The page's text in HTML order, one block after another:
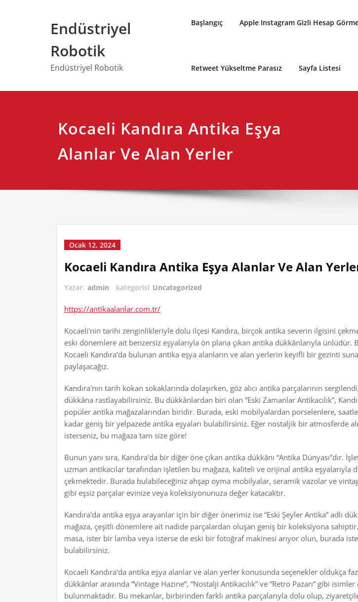
Endüstriyel
Robotik
Endüstriyel Robotik
Başlangıç Apple Instagram Gizli Hesap
Retweet Yükseltme Parasız Sayfa Listesi
Kocaeli Kandıra Antika Eşya
Alanlar Ve Alan Yerler
Ocak 12, 2024
Kocaeli Kandıra Antika Eşya Alanlar Ve Alan
Yazar: admin kategorisi Uncategorized
https://antikaalanlar.com.tr/
Kocaeli'nin tarihi zenginlikleriyle dolu ilçesi Kandıra, birçok antika severin ilgisini
eski dönemlere ait benzersiz eşyalarıyla ön plana çıkan antika dükkânlarıyla ünlüdür.
Kocaeli Kandıra'da bulunan antika eşya alanların ve alan yerlerin keyifli bir gezinti
paylaşacağız.
Kandıra'nın tarih kokan sokaklarında dolaşırken, göz alıcı antika parçalarının
dükkâna rastlayabilirsiniz. Bu dükkânlardan biri olan “Eski Zamanlar Antikacılık”,
popüler antika mağazalarından biridir. Burada, eski mobilyalardan porselenlere,
kadar geniş bir yelpazede antika eşyaları bulabilirsiniz. Eğer nostaljik bir atmosferde
isterseniz, bu mağaza tam size göre!
Bunun yanı sıra, Kandıra'da bir diğer öne çıkan antika dükkânı “Antika Dünyası”dır.
uzman antikacılar tarafından işletilen bu mağaza, kaliteli ve orijinal antika eşyalarıyla
çekmektedir. Burada bulabileceğiniz ahşap oyma mobilyalar, seramik vazolar ve
gibi eşsiz parçalar evinize veya koleksiyonunuza değer katacaktır.
Kandıra'da antika eşya arayanlar için bir diğer önerimiz ise “Eski Şeyler Antika” adlı
mağaza, çeşitli dönemlere ait nadide parçalardan oluşan geniş bir koleksiyona
masa, ister bir lamba veya isterse de eski bir fotoğraf makinesi arıyor olun, burada
bulabilirsiniz.
Kocaeli Kandıra'da antika eşya alanlar ve alan yerler konusunda seçenekler oldukça
dükkânlar arasında “Vintage Hazine”, “Nostalji Antikacılık” ve “Retro Pazarı” gibi isimler
bulunmaktadır. Bu mekanlar, birbirinden farklı antika parçalarıyla dolu olup,